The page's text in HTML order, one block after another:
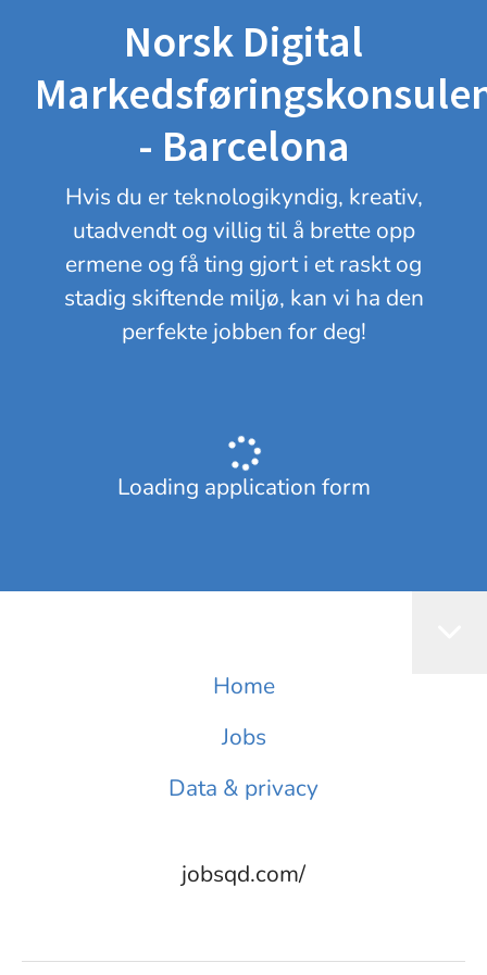
Norsk Digital
- Barcelona
Hvis du er teknologikyndig, kreativ,
utadvendt og villig til å brette opp
ermene og få ting gjort i et raskt og
stadig skiftende miljø, kan vi ha den
perfekte jobben for deg!
Loading application form
Home
Jobs
Data & privacy
jobsqd.com/